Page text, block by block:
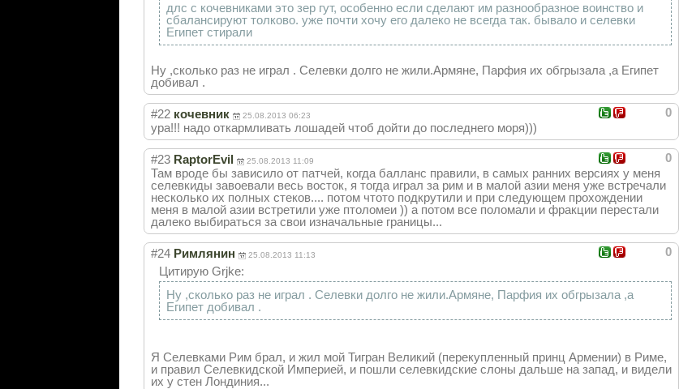
длс с кочевниками это зер гут, особенно если сделают им разнообразное воинство и
сбалансируют толково. уже почти хочу его далеко не всегда так. бывало и селевки
Египет стирали
Ну ,сколько раз не играл . Селевки долго не жили.Армяне, Парфия их обгрызала ,а Египет
добивал .
0
#22 кочевник 25.08.2013 06:23
ура!!! надо откармливать лошадей чтоб дойти до последнего моря)))
0
#23 RaptorEvil 25.08.2013 11:09
Там вроде бы зависило от патчей, когда балланс правили, в самых ранних версиях у меня
селевкиды завоевали весь восток, я тогда играл за рим и в малой азии меня уже встречали
несколько их полных стеков.... потом чтото подкрутили и при следующем прохождении
меня в малой азии встретили уже птоломеи )) а потом все поломали и фракции перестали
далеко выбираться за свои изначальные границы...
0
#24 Римлянин 25.08.2013 11:13
Цитирую Grjke:
Ну ,сколько раз не играл . Селевки долго не жили.Армяне, Парфия их обгрызала ,а
Египет добивал .
Я Селевками Рим брал, и жил мой Тигран Великий (перекупленный принц Армении) в Риме,
и правил Селевкидской Империей, и пошли селевкидские слоны дальше на запад, и видели
их у стен Лондиния...